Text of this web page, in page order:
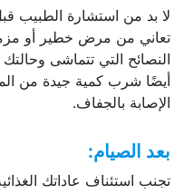
لا بد من استشارة الطبيب
تعاني من مرض خطير أو
النصائح التي تتماشى
أيضًا شرب كمية جيدة من
الإصابة بالجفاف.
بعد الصيام:
تجنب استئناف عاداتك